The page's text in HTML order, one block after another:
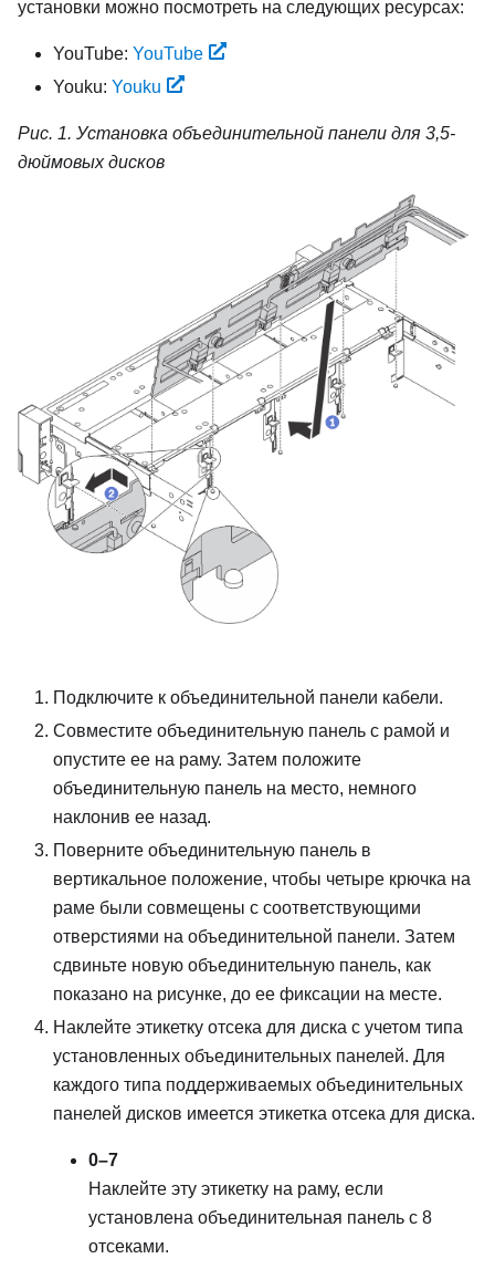
установки можно посмотреть на следующих ресурсах:
YouTube: YouTube
Youku: Youku
Рис. 1. Установка объединительной панели для 3,5-
дюймовых дисков
Подключите к объединительной панели кабели.
Совместите объединительную панель с рамой и
опустите ее на раму. Затем положите
объединительную панель на место, немного
наклонив ее назад.
Поверните объединительную панель в
вертикальное положение, чтобы четыре крючка на
раме были совмещены с соответствующими
отверстиями на объединительной панели. Затем
сдвиньте новую объединительную панель, как
показано на рисунке, до ее фиксации на месте.
Наклейте этикетку отсека для диска с учетом типа
установленных объединительных панелей. Для
каждого типа поддерживаемых объединительных
панелей дисков имеется этикетка отсека для диска.
0–7
Наклейте эту этикетку на раму, если
установлена объединительная панель с 8
отсеками.